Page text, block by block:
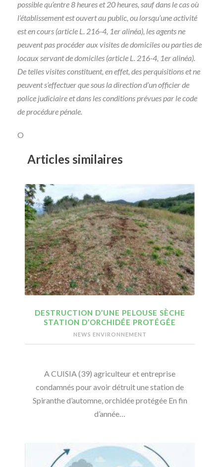
possible qu’entre 8 heures et 20 heures, sauf dans le cas où
l’établissement est ouvert au public, ou lorsqu’une activité
est en cours (article L. 216-4, 1er alinéa), les agents ne
peuvent pas procéder aux visites de domiciles ou parties de
locaux servant de domiciles (article L. 216-4, 1er alinéa).
De telles visites constituent, en effet, des perquisitions et ne
peuvent s’effectuer que sous la direction d’un officier de
police judiciaire et dans les conditions prévues par le code
de procédure pénale.
O
Articles similaires
DESTRUCTION D’UNE PELOUSE SÈCHE
STATION D’ORCHIDÉE PROTÉGÉE
NEWS ENVIRONNEMENT
A CUISIA (39) agriculteur et entreprise
condamnés pour avoir détruit une station de
Spiranthe d’automne, orchidée protégée En fin
d’année…